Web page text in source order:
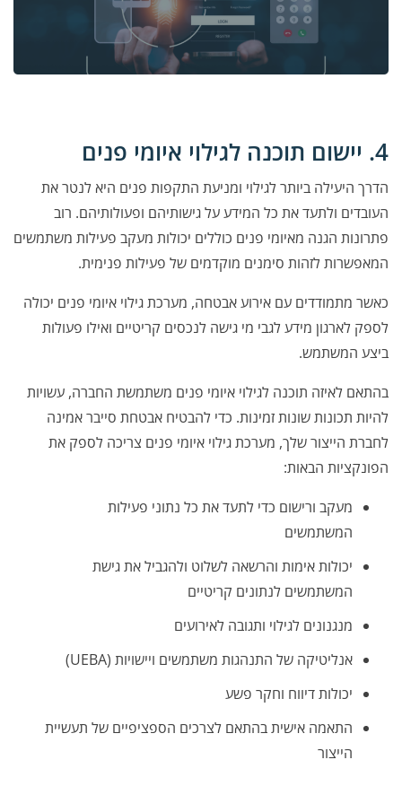
4. יישום תוכנה לגילוי איומי פנים
הדרך היעילה ביותר לגילוי ומניעת התקפות פנים היא לנטר את
העובדים ולתעד את כל המידע על גישותיהם ופעולותיהם. רוב
פתרונות הגנה מאיומי פנים כוללים יכולות מעקב פעילות משתמשים
המאפשרות לזהות סימנים מוקדמים של פעילות פנימית.
כאשר מתמודדים עם אירוע אבטחה, מערכת גילוי איומי פנים יכולה
לספק לארגון מידע לגבי מי גישה לנכסים קריטיים ואילו פעולות
ביצע המשתמש.
בהתאם לאיזה תוכנה לגילוי איומי פנים משתמשת החברה, עשויות
להיות תכונות שונות זמינות. כדי להבטיח אבטחת סייבר אמינה
לחברת הייצור שלך, מערכת גילוי איומי פנים צריכה לספק את
הפונקציות הבאות:
מעקב ורישום כדי לתעד את כל נתוני פעילות
המשתמשים
יכולות אימות והרשאה לשלוט ולהגביל את גישת
המשתמשים לנתונים קריטיים
מנגנונים לגילוי ותגובה לאירועים
אנליטיקה של התנהגות משתמשים ויישויות (UEBA)
יכולות דיווח וחקר פשע
התאמה אישית בהתאם לצרכים הספציפיים של תעשיית
הייצור